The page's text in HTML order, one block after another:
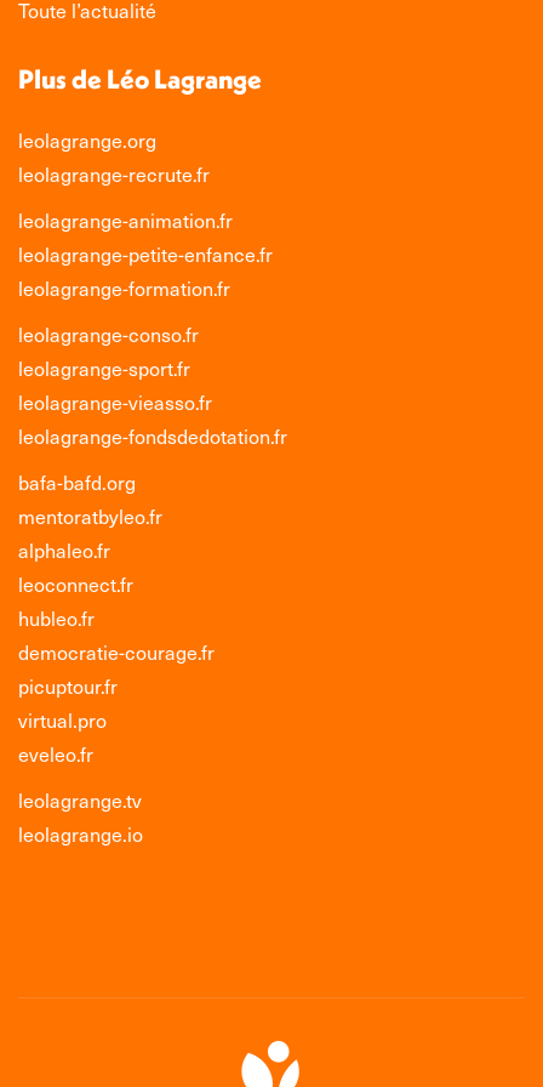
Toute l’actualité
Plus de Léo Lagrange
leolagrange.org
leolagrange-recrute.fr
leolagrange-animation.fr
leolagrange-petite-enfance.fr
leolagrange-formation.fr
leolagrange-conso.fr
leolagrange-sport.fr
leolagrange-vieasso.fr
leolagrange-fondsdedotation.fr
bafa-bafd.org
mentoratbyleo.fr
alphaleo.fr
leoconnect.fr
hubleo.fr
democratie-courage.fr
picuptour.fr
virtual.pro
eveleo.fr
leolagrange.tv
leolagrange.io